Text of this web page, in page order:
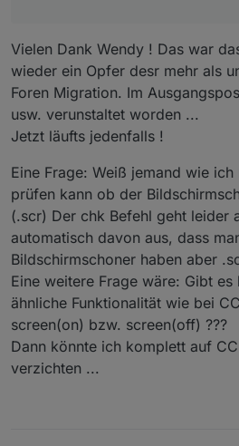
if (!error &&
        }
    });
}
Vielen Dank Wendy ! Das war
wieder ein Opfer desr mehr als
Foren Migration. Im
usw. verunstaltet worden ...
Jetzt läufts jedenfalls !
Eine Frage: Weiß jemand wie
prüfen kann ob der
(.scr) Der chk Befehl geht leider
automatisch davon aus, dass
Bildschirmschoner haben aber
Eine weitere Frage wäre: Gibt es
ähnliche Funktionalität wie bei
screen(on) bzw. screen(off) ???
Dann könnte ich komplett auf
verzichten ...